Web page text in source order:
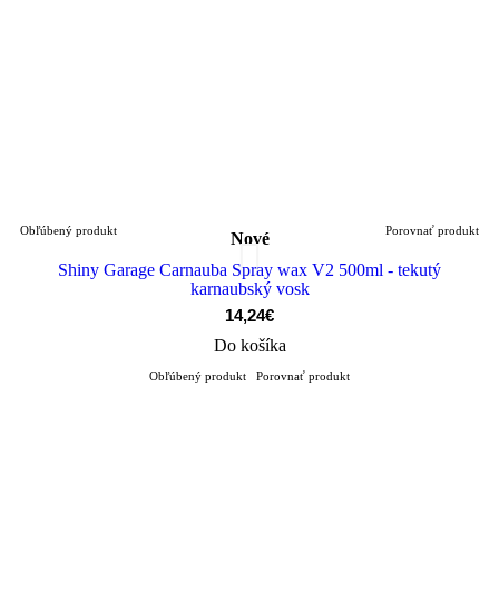
Nové
Obľúbený produkt Porovnať produkt
Shiny Garage Carnauba Spray wax V2 500ml - tekutý
karnaubský vosk
14,24€
Do košíka
Obľúbený produkt Porovnať produkt